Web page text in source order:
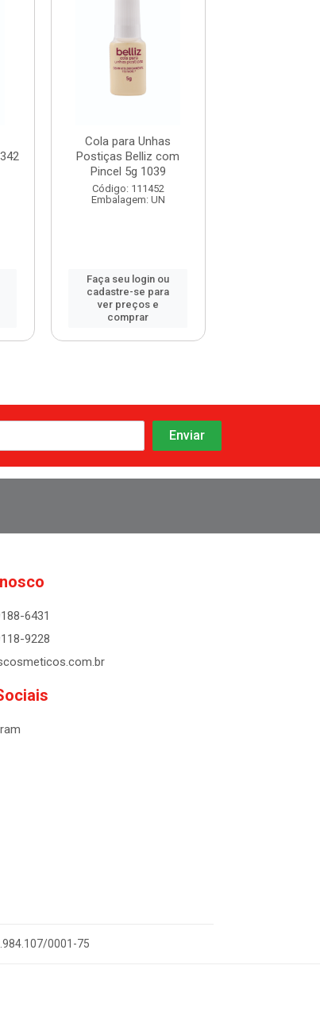
Cola para Unhas
Postiças Belliz com
Pincel 5g 1039
Código: 111452
Embalagem: UN
Faça seu login ou
cadastre-se para
ver preços e
comprar
6431
9228
0001-75